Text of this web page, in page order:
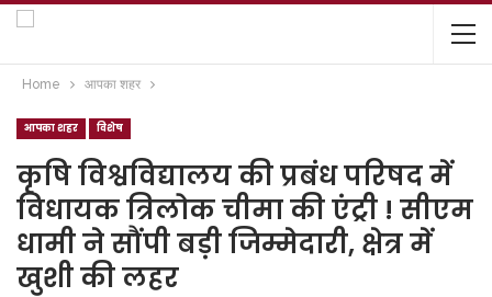
Home आपका शहर
आपका शहर विशेष
कृषि विश्वविद्यालय की प्रबंध परिषद में
विधायक त्रिलोक चीमा की एंट्री ! सीएम
धामी ने सौंपी बड़ी जिम्मेदारी, क्षेत्र में
खुशी की लहर